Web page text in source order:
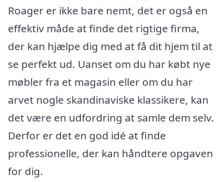
Roager er ikke bare nemt, det er også en
effektiv måde at finde det rigtige firma,
der kan hjælpe dig med at få dit hjem til at
se perfekt ud. Uanset om du har købt nye
møbler fra et magasin eller om du har
arvet nogle skandinaviske klassikere, kan
det være en udfordring at samle dem selv.
Derfor er det en god idé at finde
professionelle, der kan håndtere opgaven
for dig.